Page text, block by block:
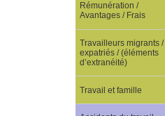
Rémunération /
Avantages / Frais
Travailleurs migrants /
expatriés / (éléments
d’extranéité)
Travail et famille